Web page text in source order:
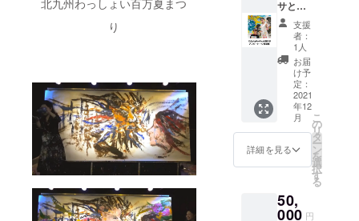
北九州わっしょい百万夏まつ
り
ませ
ん。別
途購入
をお願
いいた
しま
す。(交
通費、
滞在費
につい
てもご
負担お
ツー
ショッ
サと森
川妙が
オンラ
インで
アフ
ター
トーク
をしま
す！ゲ
ストも
来るか
も…？
・2021
年12月
時から1
時間予
支援
者：
1人
お届
け予
定：
2021
年12
月
詳細を見る
こ
の
リ
タ
ー
ン
を
選
択
す
る
50,
000 円